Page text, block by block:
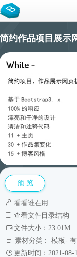
简约作品项目展示
预 览
看看谁在用
查看文件目录结构
文件大小：23.01M
素材分类： 模板-
更新时间：2021-08-